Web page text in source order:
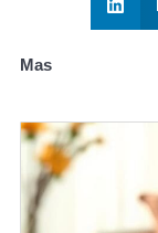
Mas